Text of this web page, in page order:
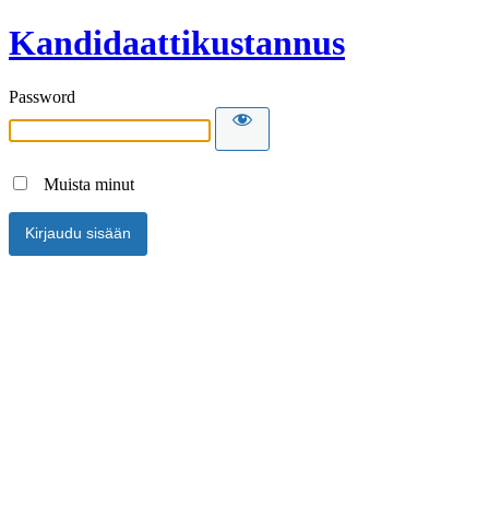
Kandidaattikustannus
Password
Muista minut